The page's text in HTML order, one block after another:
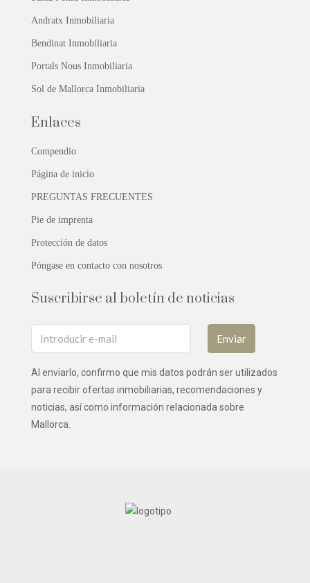
Andratx Inmobiliaria
Bendinat Inmobiliaria
Portals Nous Inmobiliaria
Sol de Mallorca Inmobiliaria
Enlaces
Compendio
Página de inicio
PREGUNTAS FRECUENTES
Pie de imprenta
Protección de datos
Póngase en contacto con nosotros
Suscribirse al boletín de noticias
Enviar
Al enviarlo, confirmo que mis datos podrán ser utilizados
para recibir ofertas inmobiliarias, recomendaciones y
noticias, así como información relacionada sobre
Mallorca.